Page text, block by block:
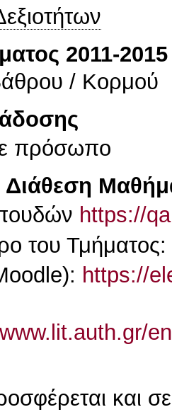
2011-2015
/ Κορμού
πρόσωπο
Διάθεση
https://
του Τμήματος:
https://
και